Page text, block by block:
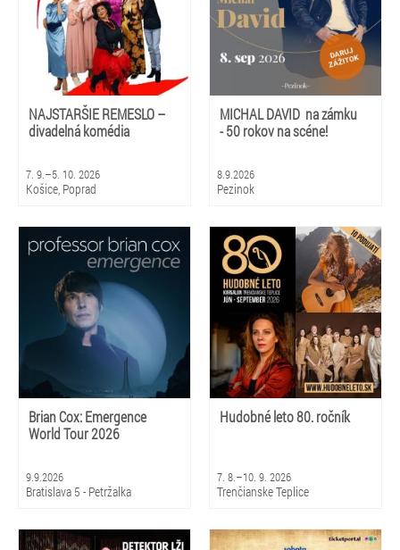
NAJSTARŠIE REMESLO –
divadelná komédia
7. 9.–5. 10. 2026
Košice, Poprad
MICHAL DAVID na zámku
- 50 rokov na scéne!
8.9.2026
Pezinok
Brian Cox: Emergence
World Tour 2026
9.9.2026
Bratislava 5 - Petržalka
Hudobné leto 80. ročník
7. 8.–10. 9. 2026
Trenčianske Teplice